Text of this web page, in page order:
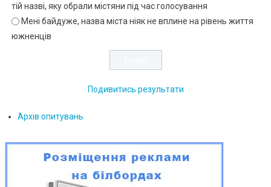
тій назві, яку обрали містяни під час голосування
Мені байдуже, назва міста ніяк не вплине на рівень життя
южненців
Подивитись результати
Архів опитувань